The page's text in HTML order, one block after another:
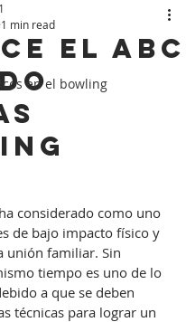
en el bowling
el ABC
1 min read
considerado como uno
de bajo impacto físico y
unión familiar. Sin
tiempo es uno de lo
a que se deben
técnicas para lograr un